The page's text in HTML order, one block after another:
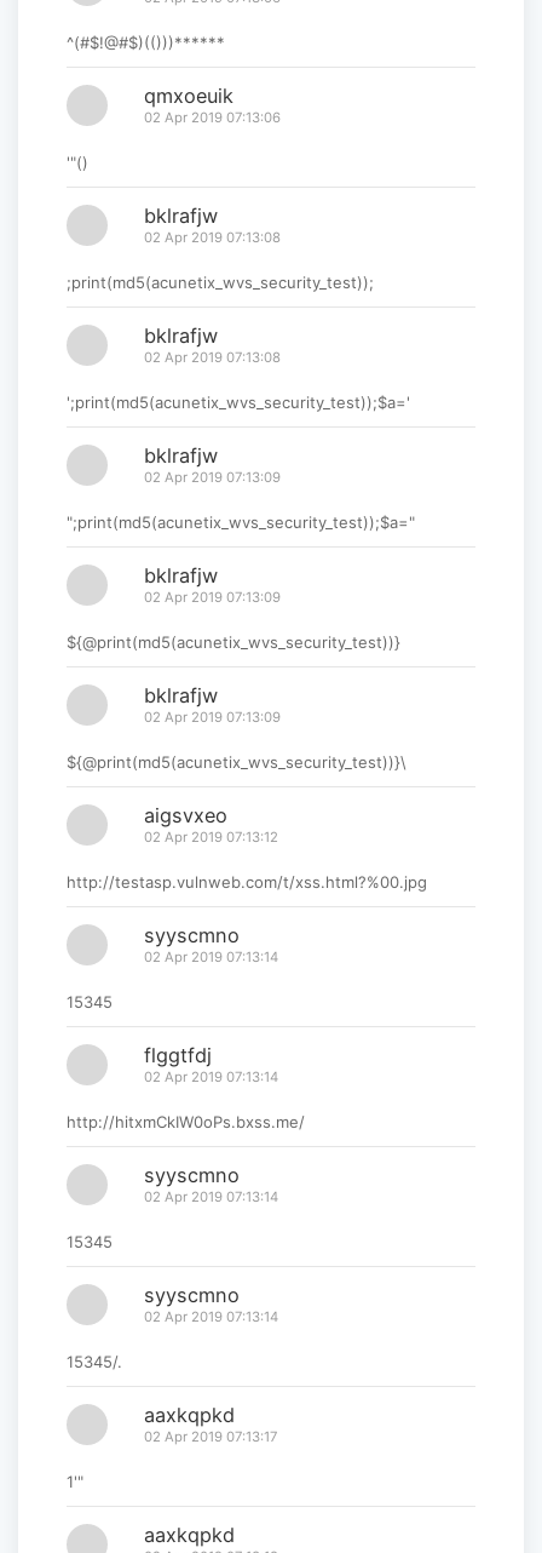
^(#$!@#$)(()))******
qmxoeuik
02 Apr 2019 07:13:06
'"()
bklrafjw
02 Apr 2019 07:13:08
;print(md5(acunetix_wvs_security_test));
bklrafjw
02 Apr 2019 07:13:08
';print(md5(acunetix_wvs_security_test));$a='
bklrafjw
02 Apr 2019 07:13:09
";print(md5(acunetix_wvs_security_test));$a="
bklrafjw
02 Apr 2019 07:13:09
${@print(md5(acunetix_wvs_security_test))}
bklrafjw
02 Apr 2019 07:13:09
${@print(md5(acunetix_wvs_security_test))}\
aigsvxeo
02 Apr 2019 07:13:12
http://testasp.vulnweb.com/t/xss.html?%00.jpg
syyscmno
02 Apr 2019 07:13:14
15345
flggtfdj
02 Apr 2019 07:13:14
http://hitxmCkIW0oPs.bxss.me/
syyscmno
02 Apr 2019 07:13:14
15345
syyscmno
02 Apr 2019 07:13:14
15345/.
aaxkqpkd
02 Apr 2019 07:13:17
1'"
aaxkqpkd